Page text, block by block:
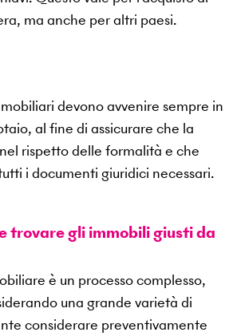
ma anche per altri paesi.
devono avvenire sempre in
al fine di assicurare che la
rispetto delle formalità e che
i documenti giuridici necessari.
trovare gli immobili giusti da
è un processo complesso,
una grande varietà di
considerare preventivamente